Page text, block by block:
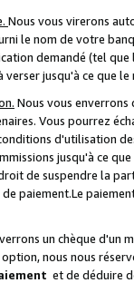
Nous vous virerons
le nom de votre
demandé (tel que
jusqu'à ce que
Nous vous
Vous pourrez
d'utilisation
jusqu'à ce
de suspendre la
paiement.Le
un chèque d'un
nous nous
et de déduire